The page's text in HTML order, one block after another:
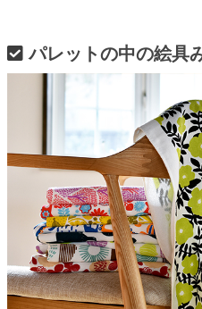
パレットの中の絵具